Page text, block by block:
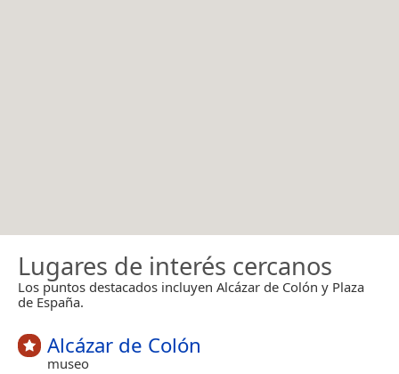
Lugares de interés cercanos
Los puntos destacados incluyen Alcázar de Colón y Plaza
de España.
Alcázar de Colón
museo